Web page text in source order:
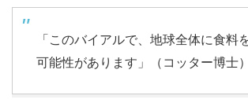
「このバイアルで、地球全体に食料
可能性があります」（ コッター博士）